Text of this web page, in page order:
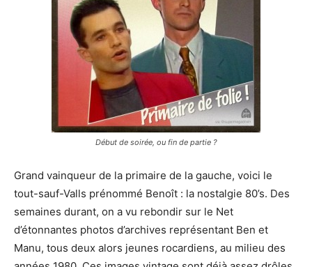
Début de soirée, ou fin de partie ?
Grand vainqueur de la primaire de la gauche, voici le
tout-sauf-Valls prénommé Benoît : la nostalgie 80’s. Des
semaines durant, on a vu rebondir sur le Net
d’étonnantes photos d’archives représentant Ben et
Manu, tous deux alors jeunes rocardiens, au milieu des